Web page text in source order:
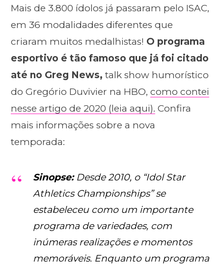
Mais de 3.800 ídolos já passaram pelo ISAC,
em 36 modalidades diferentes que
criaram muitos medalhistas! O programa
esportivo é tão famoso que já foi citado
até no Greg News, talk show humorístico
do Gregório Duvivier na HBO, como contei
nesse artigo de 2020 (leia aqui). Confira
mais informações sobre a nova
temporada:
Sinopse:Desde 2010, o “Idol Star
Athletics Championships” se
estabeleceu como um importante
programa de variedades, com
inúmeras realizações e momentos
memoráveis. Enquanto um programa